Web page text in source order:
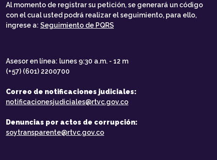
Al momento de registrar su petición, se generará un código
con el cual usted podrá realizar el seguimiento, para ello,
ingrese a: Seguimiento de PQRS
Asesor en línea: lunes 9:30 a.m. - 12 m
(+57) (601) 2200700
Correo de notificaciones judiciales:
notificacionesjudiciales@rtvc.gov.co
Denuncias por actos de corrupción:
soytransparente@rtvc.gov.co